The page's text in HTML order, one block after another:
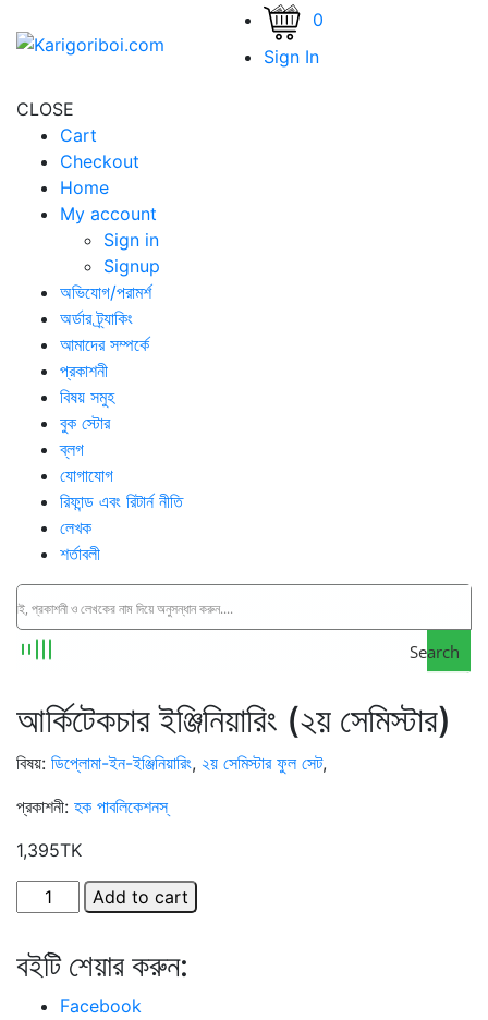
0
Sign In
CLOSE
Cart
Checkout
Home
My account
Sign in
Signup
অভিযোগ/পরামর্শ
অর্ডার ট্র্যাকিং
আমাদের সম্পর্কে
প্রকাশনী
বিষয় সমুহ
বুক স্টোর
ব্লগ
যোগাযোগ
রিফান্ড এবং রিটার্ন নীতি
লেখক
শর্তাবলী
Search
আর্কিটেকচার ইঞ্জিনিয়ারিং (২য় সেমিস্টার)
বিষয়: ডিপ্লোমা-ইন-ইঞ্জিনিয়ারিং, ২য় সেমিস্টার ফুল সেট,
প্রকাশনী: হক পাবলিকেশনস্
1,395TK
আর্কিটেকচার
ইঞ্জিনিয়ারিং
সেমিস্টার)
quantity
Add to cart
বইটি শেয়ার করুন:
Facebook